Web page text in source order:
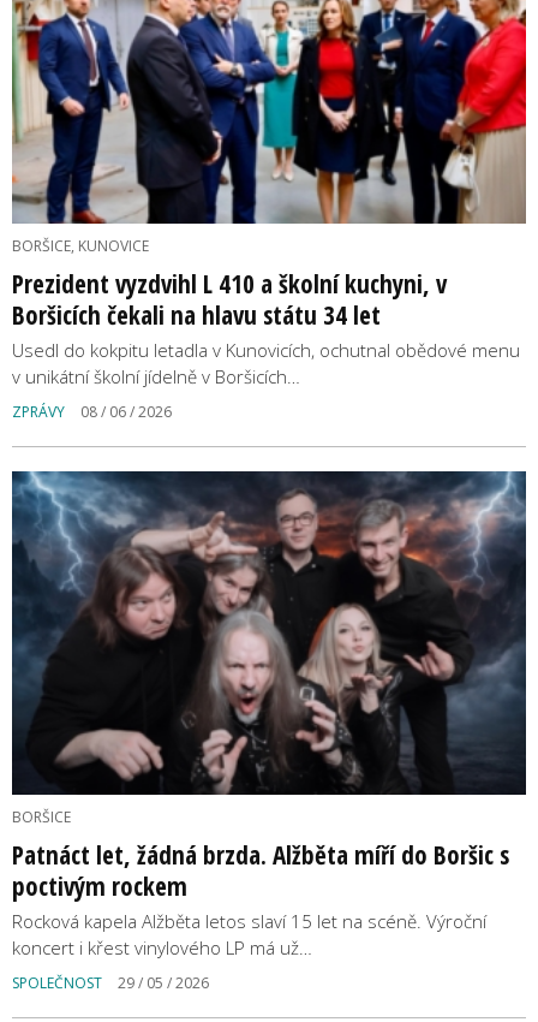
BORŠICE, KUNOVICE
Prezident vyzdvihl L 410 a školní kuchyni, v
Boršicích čekali na hlavu státu 34 let
Usedl do kokpitu letadla v Kunovicích, ochutnal obědové menu
v unikátní školní jídelně v Boršicích…
ZPRÁVY 08 / 06 / 2026
BORŠICE
Patnáct let, žádná brzda. Alžběta míří do Boršic s
poctivým rockem
Rocková kapela Alžběta letos slaví 15 let na scéně. Výroční
koncert i křest vinylového LP má už…
SPOLEČNOST 29 / 05 / 2026